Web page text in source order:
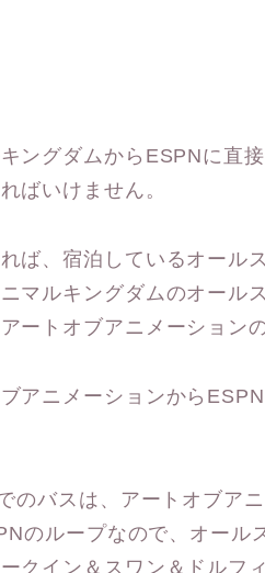
ングダムからESPNに直
ばいけません。
ば、宿泊しているオール
マルキングダムのオール
ートオブアニメーション
アニメーションから
のバスは、アートオブア
のループなので、オール
クイン＆スワン＆ドルフ